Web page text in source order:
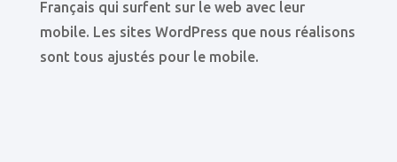
Français qui surfent sur le web avec leur
mobile. Les sites WordPress que nous réalisons
sont tous ajustés pour le mobile.